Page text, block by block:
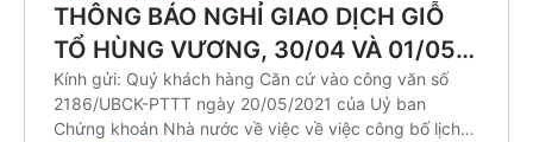
THÔNG BÁO NGHỈ GIAO DỊCH GIỖ
TỔ HÙNG VƯƠNG, 30/04 VÀ 01/05
NĂM 2023
Kính gửi: Quý khách hàng Căn cứ vào công văn số
2186/UBCK-PTTT ngày 20/05/2021 của Uỷ ban
Chứng khoán Nhà nước về việc về việc công bố lịch